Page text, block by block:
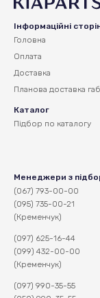
Інформаційні
Головна
Оплата
Доставка
Планова доставка
Каталог
Підбор по каталогу
Менеджери з
(067) 793-00-00
(095) 735-00-21
(Кременчук)
(097) 625-16-44
(099) 432-00-00
(Кременчук)
(097) 990-35-55